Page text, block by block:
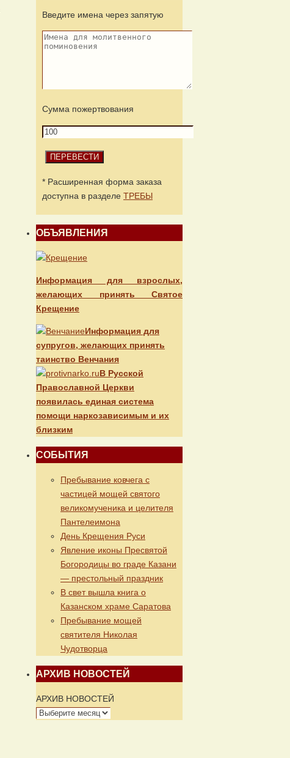
Введите имена через запятую
Сумма пожертвования
* Расширенная форма заказа
доступна в разделе ТРЕБЫ
ОБЪЯВЛЕНИЯ
Информация для взрослых,
желающих принять Святое
Крещение
Информация для
супругов, желающих принять
таинство Венчания
В Русской
Православной Церкви
появилась единая система
помощи наркозависимым и их
близким
СОБЫТИЯ
Пребывание ковчега с
частицей мощей святого
великомученика и целителя
Пантелеимона
День Крещения Руси
Явление иконы Пресвятой
Богородицы во граде Казани
— престольный праздник
В свет вышла книга о
Казанском храме Саратова
Пребывание мощей
святителя Николая
Чудотворца
АРХИВ НОВОСТЕЙ
АРХИВ НОВОСТЕЙ